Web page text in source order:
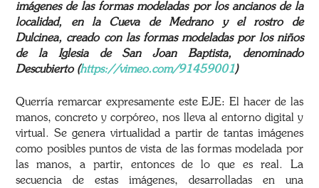
imágenes de las formas modeladas por los ancianos de la
localidad, en la Cueva de Medrano y el rostro de
Dulcinea, creado con las formas modeladas por los niños
de la Iglesia de San Joan Baptista, denominado
Descubierto (https://vimeo.com/91459001)
Querría remarcar expresamente este EJE: El hacer de las
manos, concreto y corpóreo, nos lleva al entorno digital y
virtual. Se genera virtualidad a partir de tantas imágenes
como posibles puntos de vista de las formas modelada por
las manos, a partir, entonces de lo que es real. La
secuencia de estas imágenes, desarrolladas en una